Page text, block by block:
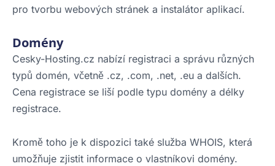
pro tvorbu webových stránek a instalátor aplikací.
Domény
Cesky-Hosting.cz nabízí registraci a správu různých
typů domén, včetně .cz, .com, .net, .eu a dalších.
Cena registrace se liší podle typu domény a délky
registrace.
Kromě toho je k dispozici také služba WHOIS, která
umožňuje zjistit informace o vlastníkovi domény.